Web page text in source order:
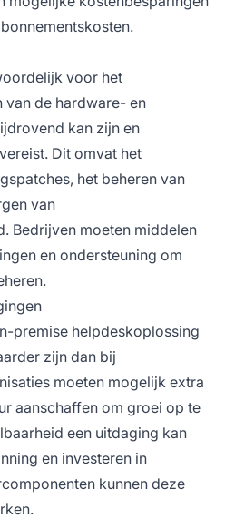
voor het
van de hardware- en
kan zijn en
Dit omvat het
het beheren van
van
Bedrijven moeten middelen
en ondersteuning om
premise helpdeskoplossing
zijn dan bij
moeten mogelijk extra
aanschaffen om groei op te
een uitdaging kan
en investeren in
kunnen deze